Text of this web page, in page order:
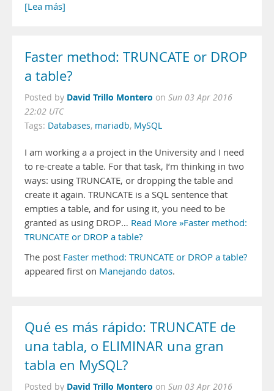
[Lea más]
Faster method: TRUNCATE or DROP
a table?
Posted by David Trillo Montero on Sun 03 Apr 2016
22:02 UTC
Tags: Databases, mariadb, MySQL
I am working a a project in the University and I need
to re-create a table. For that task, I’m thinking in two
ways: using TRUNCATE, or dropping the table and
create it again. TRUNCATE is a SQL sentence that
empties a table, and for using it, you need to be
granted as using DROP… Read More »Faster method:
TRUNCATE or DROP a table?
The post Faster method: TRUNCATE or DROP a table?
appeared first on Manejando datos.
Qué es más rápido: TRUNCATE de
una tabla, o ELIMINAR una gran
tabla en MySQL?
Posted by David Trillo Montero on Sun 03 Apr 2016